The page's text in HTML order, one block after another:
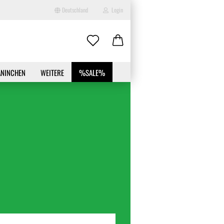
Deutschland Login
%SALE%
WEITERE